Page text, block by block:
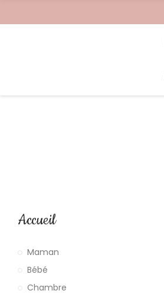
Accueil
Maman
Bébé
Chambre